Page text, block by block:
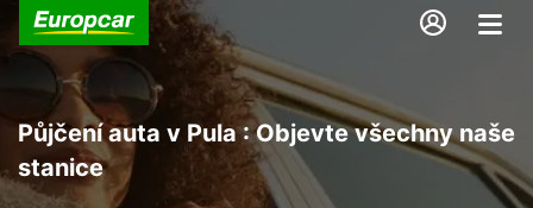
Půjčení auta v Pula : Objevte všechny naše
stanice